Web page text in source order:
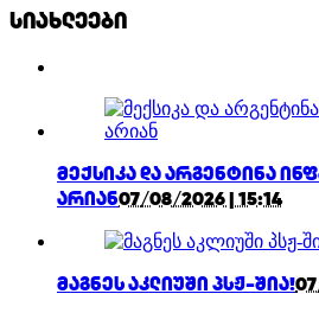
სიახლეები
მექსიკა და არგენტინა
არიან07/08/2026 | 15:14
მაგნეს აკლიუში პსჟ-შია!